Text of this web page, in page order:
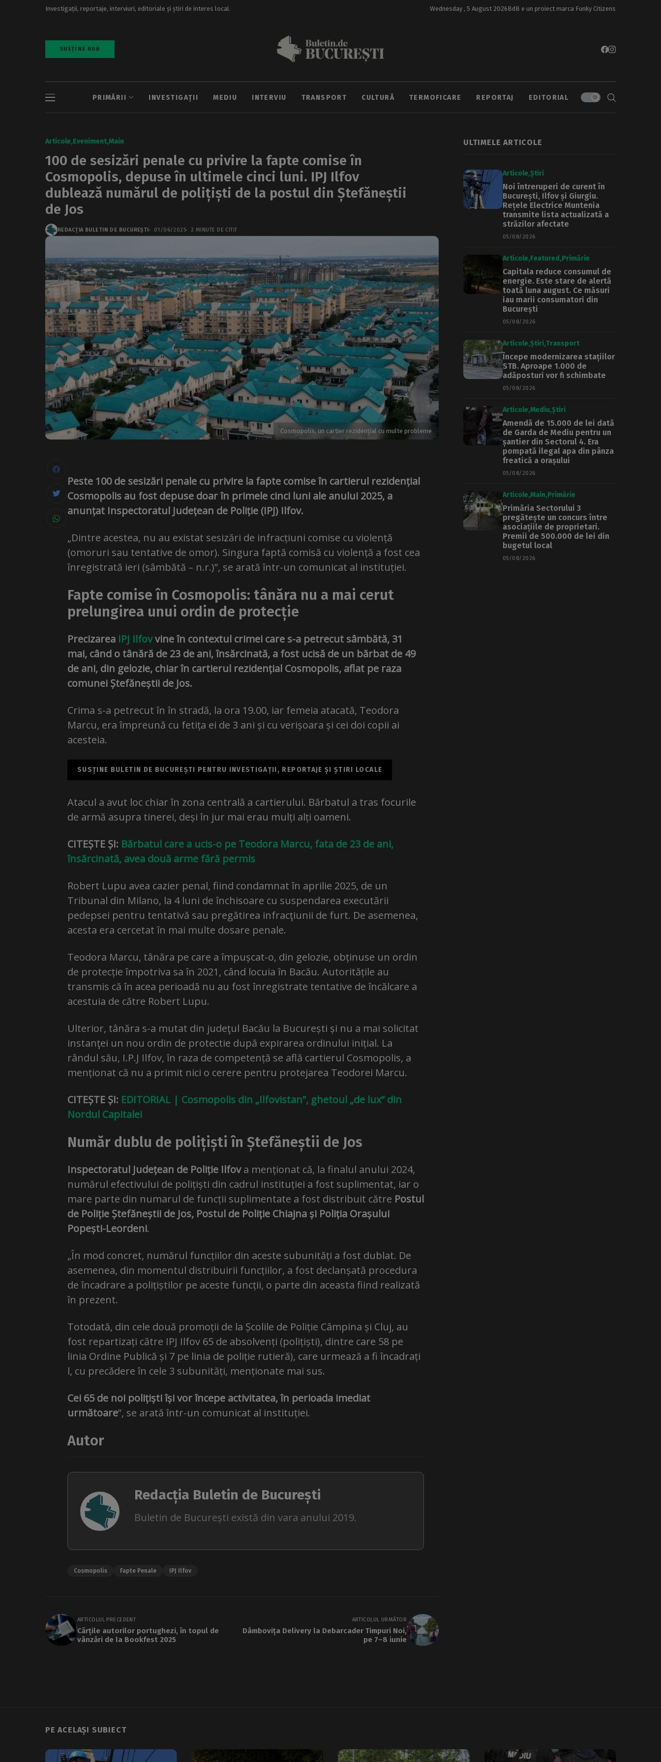
Investigații, reportaje, interviuri, editoriale și știri de interes local. Wednesday , 5 August 2026BdB e un proiect marca Funky Citizens
SUSȚINE BDB
PRIMĂRII INVESTIGAȚII MEDIU INTERVIU TRANSPORT CULTURĂ TERMOFICARE REPORTAJ EDITORIAL
Articole Eveniment Main
100 de sesizări penale cu privire la fapte comise în
Cosmopolis, depuse în ultimele cinci luni. IPJ Ilfov
dublează numărul de polițiști de la postul din Ștefăneștii
de Jos
REDACȚIA BULETIN DE BUCUREȘTI 01/06/2025 2 MINUTE DE CITIT
Cosmopolis, un cartier rezidențial cu multe probleme
Peste 100 de sesizări penale cu privire la fapte comise în cartierul rezidențial
Cosmopolis au fost depuse doar în primele cinci luni ale anului 2025, a
anunțat Inspectoratul Județean de Poliție (IPJ) Ilfov.
„Dintre acestea, nu au existat sesizări de infracțiuni comise cu violență
(omoruri sau tentative de omor). Singura faptă comisă cu violență a fost cea
înregistrată ieri (sâmbătă – n.r.)”, se arată într-un comunicat al instituției.
Fapte comise în Cosmopolis: tânăra nu a mai cerut
prelungirea unui ordin de protecție
Precizarea IPJ Ilfovvine în contextul crimei care s-a petrecut sâmbătă, 31
mai, când o tânără de 23 de ani, însărcinată, a fost ucisă de un bărbat de 49
de ani, din gelozie, chiar în cartierul rezidențial Cosmopolis, aflat pe raza
comunei Ștefăneștii de Jos.
Crima s-a petrecut în în stradă, la ora 19.00, iar femeia atacată, Teodora
Marcu, era împreună cu fetița ei de 3 ani și cu verișoara și cei doi copii ai
acesteia.
SUSȚINE BULETIN DE BUCUREȘTI PENTRU INVESTIGAȚII, REPORTAJE ȘI ȘTIRI LOCALE
Atacul a avut loc chiar în zona centrală a cartierului. Bărbatul a tras focurile
de armă asupra tinerei, deși în jur mai erau mulți alți oameni.
CITEȘTE ȘI: Bărbatul care a ucis-o pe Teodora Marcu, fata de 23 de ani,
însărcinată, avea două arme fără permis
Robert Lupu avea cazier penal, fiind condamnat în aprilie 2025, de un
Tribunal din Milano, la 4 luni de închisoare cu suspendarea executării
pedepsei pentru tentativă sau pregătirea infracţiunii de furt. De asemenea,
acesta era cercetat în mai multe dosare penale.
Teodora Marcu, tânăra pe care a împușcat-o, din gelozie, obținuse un ordin
de protecție împotriva sa în 2021, când locuia în Bacău. Autoritățile au
transmis că în acea perioadă nu au fost înregistrate tentative de încălcare a
acestuia de către Robert Lupu.
Ulterior, tânăra s-a mutat din judeţul Bacău la București și nu a mai solicitat
instanţei un nou ordin de protectie după expirarea ordinului inițial. La
rândul său, I.P.J Ilfov, în raza de competență se află cartierul Cosmopolis, a
menționat că nu a primit nici o cerere pentru protejarea Teodorei Marcu.
CITEȘTE ȘI: EDITORIAL | Cosmopolis din „Ilfovistan”, ghetoul „de lux” din
Nordul Capitalei
Număr dublu de polițiști în Ștefăneștii de Jos
Inspectoratul Județean de Poliție Ilfova menționat că, la finalul anului 2024,
numărul efectivului de polițiști din cadrul instituției a fost suplimentat, iar o
mare parte din numarul de funcții suplimentate a fost distribuit către Postul
de Poliție Ștefăneștii de Jos, Postul de Poliție Chiajna și Poliția Orașului
Popești-Leordeni.
„În mod concret, numărul funcțiilor din aceste subunități a fost dublat. De
asemenea, din momentul distribuirii funcțiilor, a fost declanșată procedura
de încadrare a polițiștilor pe aceste funcții, o parte din aceasta fiind realizată
în prezent.
Totodată, din cele două promoții de la Școlile de Poliție Câmpina și Cluj, au
fost repartizați către IPJ Ilfov 65 de absolvenți (polițiști), dintre care 58 pe
linia Ordine Publică și 7 pe linia de poliție rutieră), care urmează a fi încadrați
l, cu precădere în cele 3 subunități, menționate mai sus.
Cei 65 de noi polițiști își vor începe activitatea, în perioada imediat
următoare”, se arată într-un comunicat al instituției.
Autor
Redacția Buletin de București
Buletin de București există din vara anului 2019.
Cosmopolis Fapte Penale IPJ Ilfov
ARTICOLUL PRECEDENT
Cărțile autorilor portughezi, în topul de
vânzări de la Bookfest 2025
ARTICOLUL URMĂTOR
Dâmbovița Delivery la Debarcader Timpuri Noi,
pe 7–8 iunie
ULTIMELE ARTICOLE
Articole Știri
Noi întreruperi de curent în
București, Ilfov și Giurgiu.
Rețele Electrice Muntenia
transmite lista actualizată a
străzilor afectate
05/08/2026
Articole Featured Primărie
Capitala reduce consumul de
energie. Este stare de alertă
toată luna august. Ce măsuri
iau marii consumatori din
București
05/08/2026
Articole Știri Transport
Începe modernizarea stațiilor
STB. Aproape 1.000 de
adăposturi vor fi schimbate
05/08/2026
Articole Mediu Știri
Amendă de 15.000 de lei dată
de Garda de Mediu pentru un
șantier din Sectorul 4. Era
pompată ilegal apa din pânza
freatică a orașului
05/08/2026
Articole Main Primărie
Primăria Sectorului 3
pregătește un concurs între
asociațiile de proprietari.
Premii de 500.000 de lei din
bugetul local
05/08/2026
PE ACELAȘI SUBIECT